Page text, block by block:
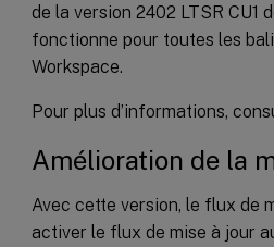
de la version 2402 LTSR CU1
fonctionne pour toutes les
Workspace.
Pour plus d’informations,
Amélioration de la
Avec cette version, le flux de
activer le flux de mise à jour